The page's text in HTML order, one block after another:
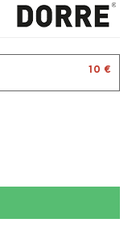
10 €